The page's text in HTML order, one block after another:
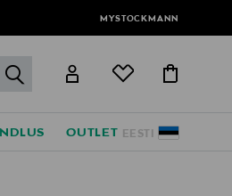
MYSTOCKMANN
label.header.go
EESTI
OUTLET